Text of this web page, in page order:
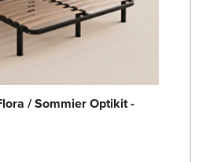
/ Sommier Optikit -